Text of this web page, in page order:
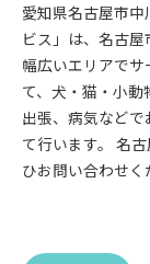
愛知県名古屋市
ビス」は、名古
幅広いエリアで
て、犬・猫・小
出張、病気など
て行います。 名
ひお問い合わせく